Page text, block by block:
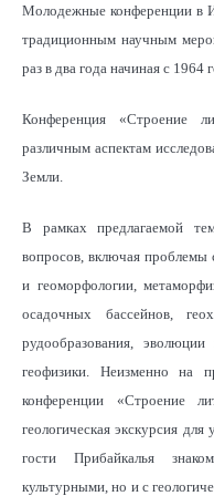
Молодежные конференции в
традиционным научным
раз в два года начиная с 1964
Конференция «Строение
различным аспектам
Земли.
В рамках предлагаемой
вопросов, включая проблемы
и геоморфологии,
осадочных бассейнов,
рудообразования,
геофизики. Неизменно на
конференции «Строение
геологическая экскурсия
гости Прибайкалья
культурными, но и с